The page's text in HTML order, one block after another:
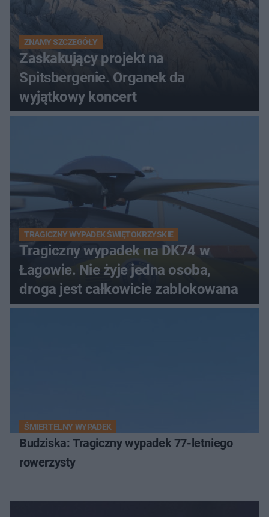
ZNAMY SZCZEGÓŁY
Zaskakujący projekt na
Spitsbergenie. Organek da
wyjątkowy koncert
TRAGICZNY WYPADEK ŚWIĘTOKRZYSKIE
Tragiczny wypadek na DK74 w
Łagowie. Nie żyje jedna osoba,
droga jest całkowicie zablokowana
ŚMIERTELNY WYPADEK
Budziska: Tragiczny wypadek 77-letniego
rowerzysty